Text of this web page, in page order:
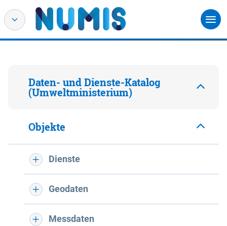
Daten- und Dienste-Katalog
(Umweltministerium)
Objekte
Dienste
Geodaten
Messdaten